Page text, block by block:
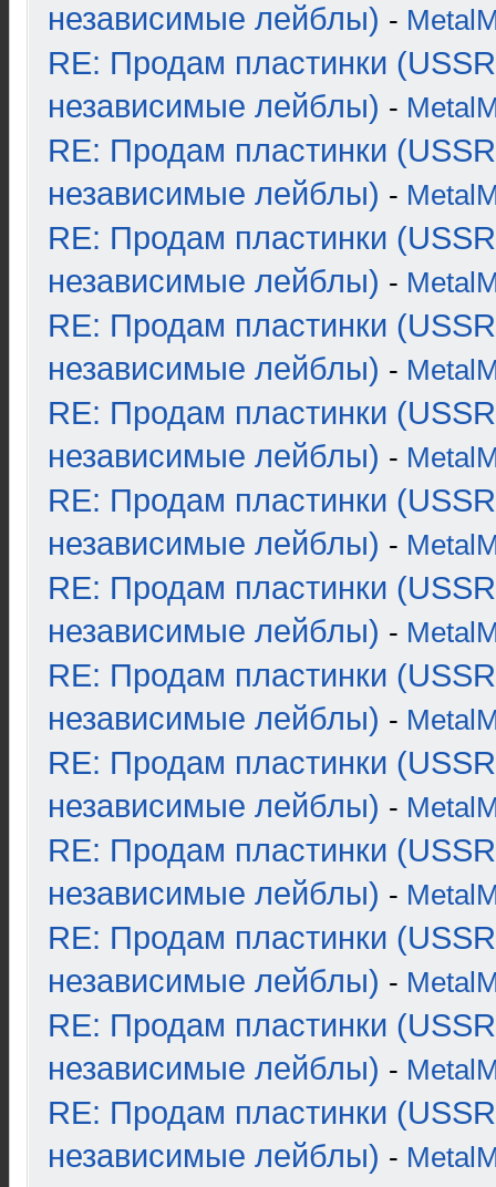
независимые лейблы) -
RE: Продам пластинки
независимые лейблы) -
RE: Продам пластинки
независимые лейблы) -
RE: Продам пластинки
независимые лейблы) -
RE: Продам пластинки
независимые лейблы) -
RE: Продам пластинки
независимые лейблы) -
RE: Продам пластинки
независимые лейблы) -
RE: Продам пластинки
независимые лейблы) -
RE: Продам пластинки
независимые лейблы) -
RE: Продам пластинки
независимые лейблы) -
RE: Продам пластинки
независимые лейблы) -
RE: Продам пластинки
независимые лейблы) -
RE: Продам пластинки
независимые лейблы) -
RE: Продам пластинки
независимые лейблы) -